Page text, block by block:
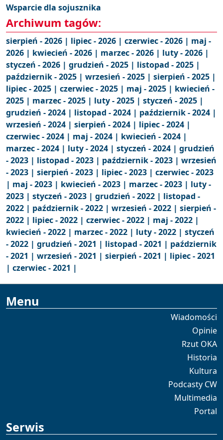
Wsparcie dla sojusznika
Archiwum tagów:
sierpień - 2026 | lipiec - 2026 | czerwiec - 2026 | maj -
2026 | kwiecień - 2026 | marzec - 2026 | luty - 2026 |
styczeń - 2026 | grudzień - 2025 | listopad - 2025 |
październik - 2025 | wrzesień - 2025 | sierpień - 2025 |
lipiec - 2025 | czerwiec - 2025 | maj - 2025 | kwiecień -
2025 | marzec - 2025 | luty - 2025 | styczeń - 2025 |
grudzień - 2024 | listopad - 2024 | październik - 2024 |
wrzesień - 2024 | sierpień - 2024 | lipiec - 2024 |
czerwiec - 2024 | maj - 2024 | kwiecień - 2024 |
marzec - 2024 | luty - 2024 | styczeń - 2024 | grudzień
- 2023 | listopad - 2023 | październik - 2023 | wrzesień
- 2023 | sierpień - 2023 | lipiec - 2023 | czerwiec - 2023
| maj - 2023 | kwiecień - 2023 | marzec - 2023 | luty -
2023 | styczeń - 2023 | grudzień - 2022 | listopad -
2022 | październik - 2022 | wrzesień - 2022 | sierpień -
2022 | lipiec - 2022 | czerwiec - 2022 | maj - 2022 |
kwiecień - 2022 | marzec - 2022 | luty - 2022 | styczeń
- 2022 | grudzień - 2021 | listopad - 2021 | październik
- 2021 | wrzesień - 2021 | sierpień - 2021 | lipiec - 2021
| czerwiec - 2021 |
Menu
Wiadomości
Opinie
Rzut OKA
Historia
Kultura
Podcasty CW
Multimedia
Portal
Serwis